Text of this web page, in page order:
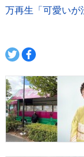
万再生「可愛いが